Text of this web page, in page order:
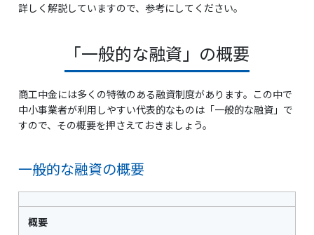
詳しく解説していますので、参考にしてください。
「一般的な融資」の概要
商工中金には多くの特徴のある融資制度があります。この中で
中小事業者が利用しやすい代表的なものは「一般的な融資」で
すので、その概要を押さえておきましょう。
一般的な融資の概要
概要